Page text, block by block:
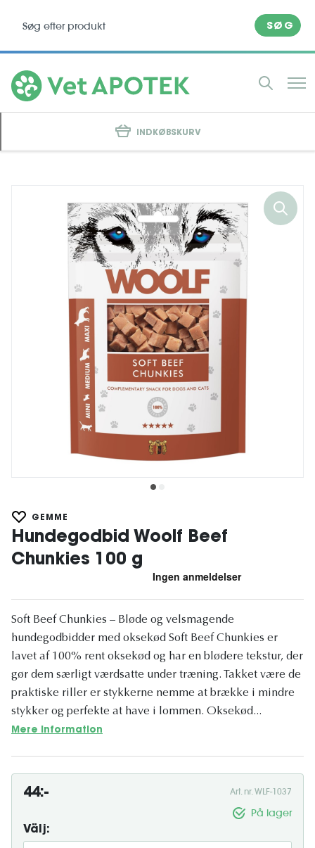
SØG
INDKØBSKURV
GEMME
Hundegodbid Woolf Beef
Chunkies 100 g
Soft Beef Chunkies – Bløde og velsmagende
hundegodbidder med oksekød Soft Beef Chunkies er
lavet af 100% rent oksekød og har en blødere tekstur, der
gør dem særligt værdsatte under træning. Takket være de
praktiske riller er stykkerne nemme at brække i mindre
stykker og perfekte at have i lommen. Oksekød...
Mere information
44:- Art. nr. WLF-1037
På lager
Välj: